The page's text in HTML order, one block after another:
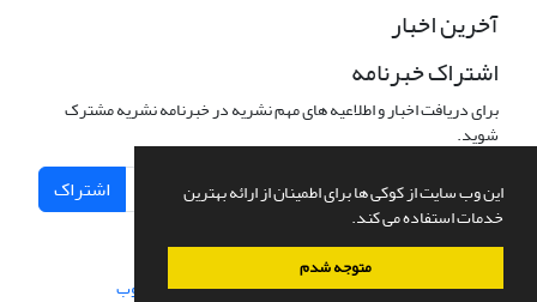
این وب سایت از کوکی ها برای اطمینان از ارائه بهترین
خدمات استفاده می کند.
متوجه شدم
آخرین اخبار
اشتراک خبرنامه
برای دریافت اخبار و اطلاعیه های مهم نشریه در خبرنامه نشریه مشترک
شوید.
اشتراک
سامانه مدیریت نشریات علمی.طراحی و پیاده سازی از سیناوب